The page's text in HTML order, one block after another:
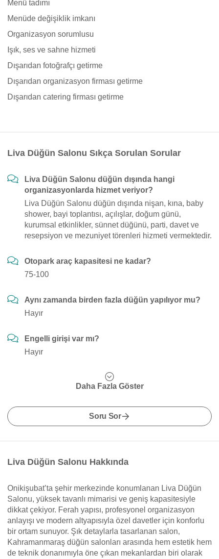
Menü tadımı
Menüde değişiklik imkanı
Organizasyon sorumlusu
Işık, ses ve sahne hizmeti
Dışarıdan fotoğrafçı getirme
Dışarıdan organizasyon firması getirme
Dışarıdan catering firması getirme
Liva Düğün Salonu Sıkça Sorulan Sorular
Liva Düğün Salonu düğün dışında hangi
organizasyonlarda hizmet veriyor?
Liva Düğün Salonu düğün dışında nişan, kına, baby
shower, bayi toplantısı, açılışlar, doğum günü,
kurumsal etkinlikler, sünnet düğünü, parti, davet ve
resepsiyon ve mezuniyet törenleri hizmeti vermektedir.
Otopark araç kapasitesi ne kadar?
75-100
Aynı zamanda birden fazla düğün yapılıyor mu?
Hayır
Engelli girişi var mı?
Hayır
Daha Fazla Göster
Soru Sor
Liva Düğün Salonu Hakkında
Onikişubat’ta şehir merkezinde konumlanan Liva Düğün
Salonu, yüksek tavanlı mimarisi ve geniş kapasitesiyle
dikkat çekiyor. Ferah yapısı, profesyonel organizasyon
anlayışı ve modern altyapısıyla özel davetler için konforlu
bir ortam sunuyor. Şık detaylarla tasarlanan salon,
Kahramanmaraş düğün salonları arasında hem estetik hem
de teknik donanımıyla öne çıkan mekanlardan biri olarak